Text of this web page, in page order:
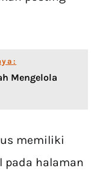
Mengelola
memiliki
pada halaman